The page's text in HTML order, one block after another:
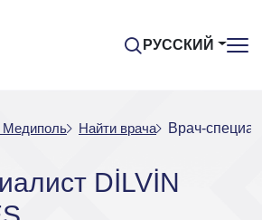
РУССКИЙ
Медиполь Найти врача Врач-
DİLVİN